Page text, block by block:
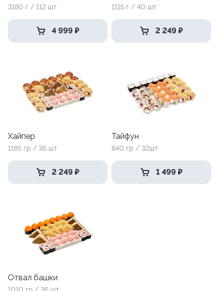
3180 г / 112 шт
4 999 ₽
1115 г / 40 шт
2 249 ₽
Хайпер
1185 гр / 36 шт
2 249 ₽
Тайфун
840 гр / 32шт
1 499 ₽
Отвал башки
1010 гр / 36 шт